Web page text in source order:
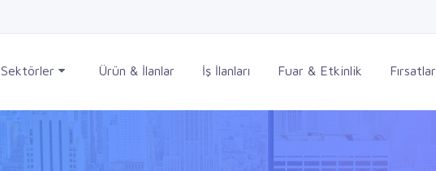
Sektörler Ürün & İlanlar İş İlanları Fuar & Etkinlik Fırsatlar